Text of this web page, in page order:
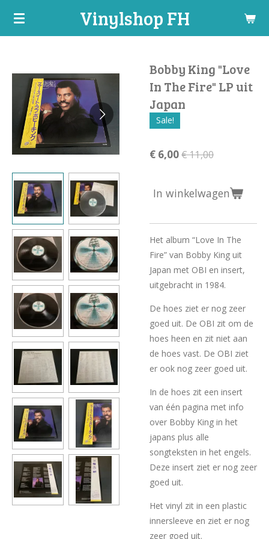
Ga
hoofdinhoud
Vinylshop FH
Bobby King "Love
In The Fire" LP uit
Japan
Sale!
€ 6,00€ 11,00
In winkelwagen
Het album “Love In The
Fire” van Bobby King uit
Japan met OBI en insert,
uitgebracht in 1984.
De hoes ziet er nog zeer
goed uit. De OBI zit om de
hoes heen en zit niet aan
de hoes vast. De OBI ziet
er ook nog zeer goed uit.
In de hoes zit een insert
van één pagina met info
over Bobby King in het
japans plus alle
songteksten in het engels.
Deze insert ziet er nog zeer
goed uit.
Het vinyl zit in een plastic
innersleeve en ziet er nog
zeer goed uit.